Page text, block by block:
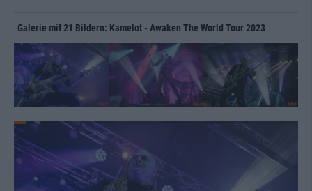
Galerie mit 21 Bildern: Kamelot - Awaken The World Tour 2023